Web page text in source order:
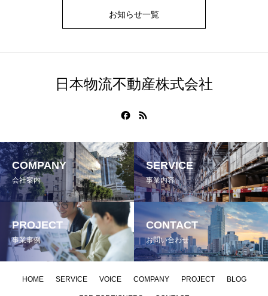
お知らせ一覧
日本物流不動産株式会社
COMPANY
会社案内
SERVICE
事業内容
PROJECT
事業事例
CONTACT
お問い合わせ
HOME SERVICE VOICE COMPANY PROJECT BLOG